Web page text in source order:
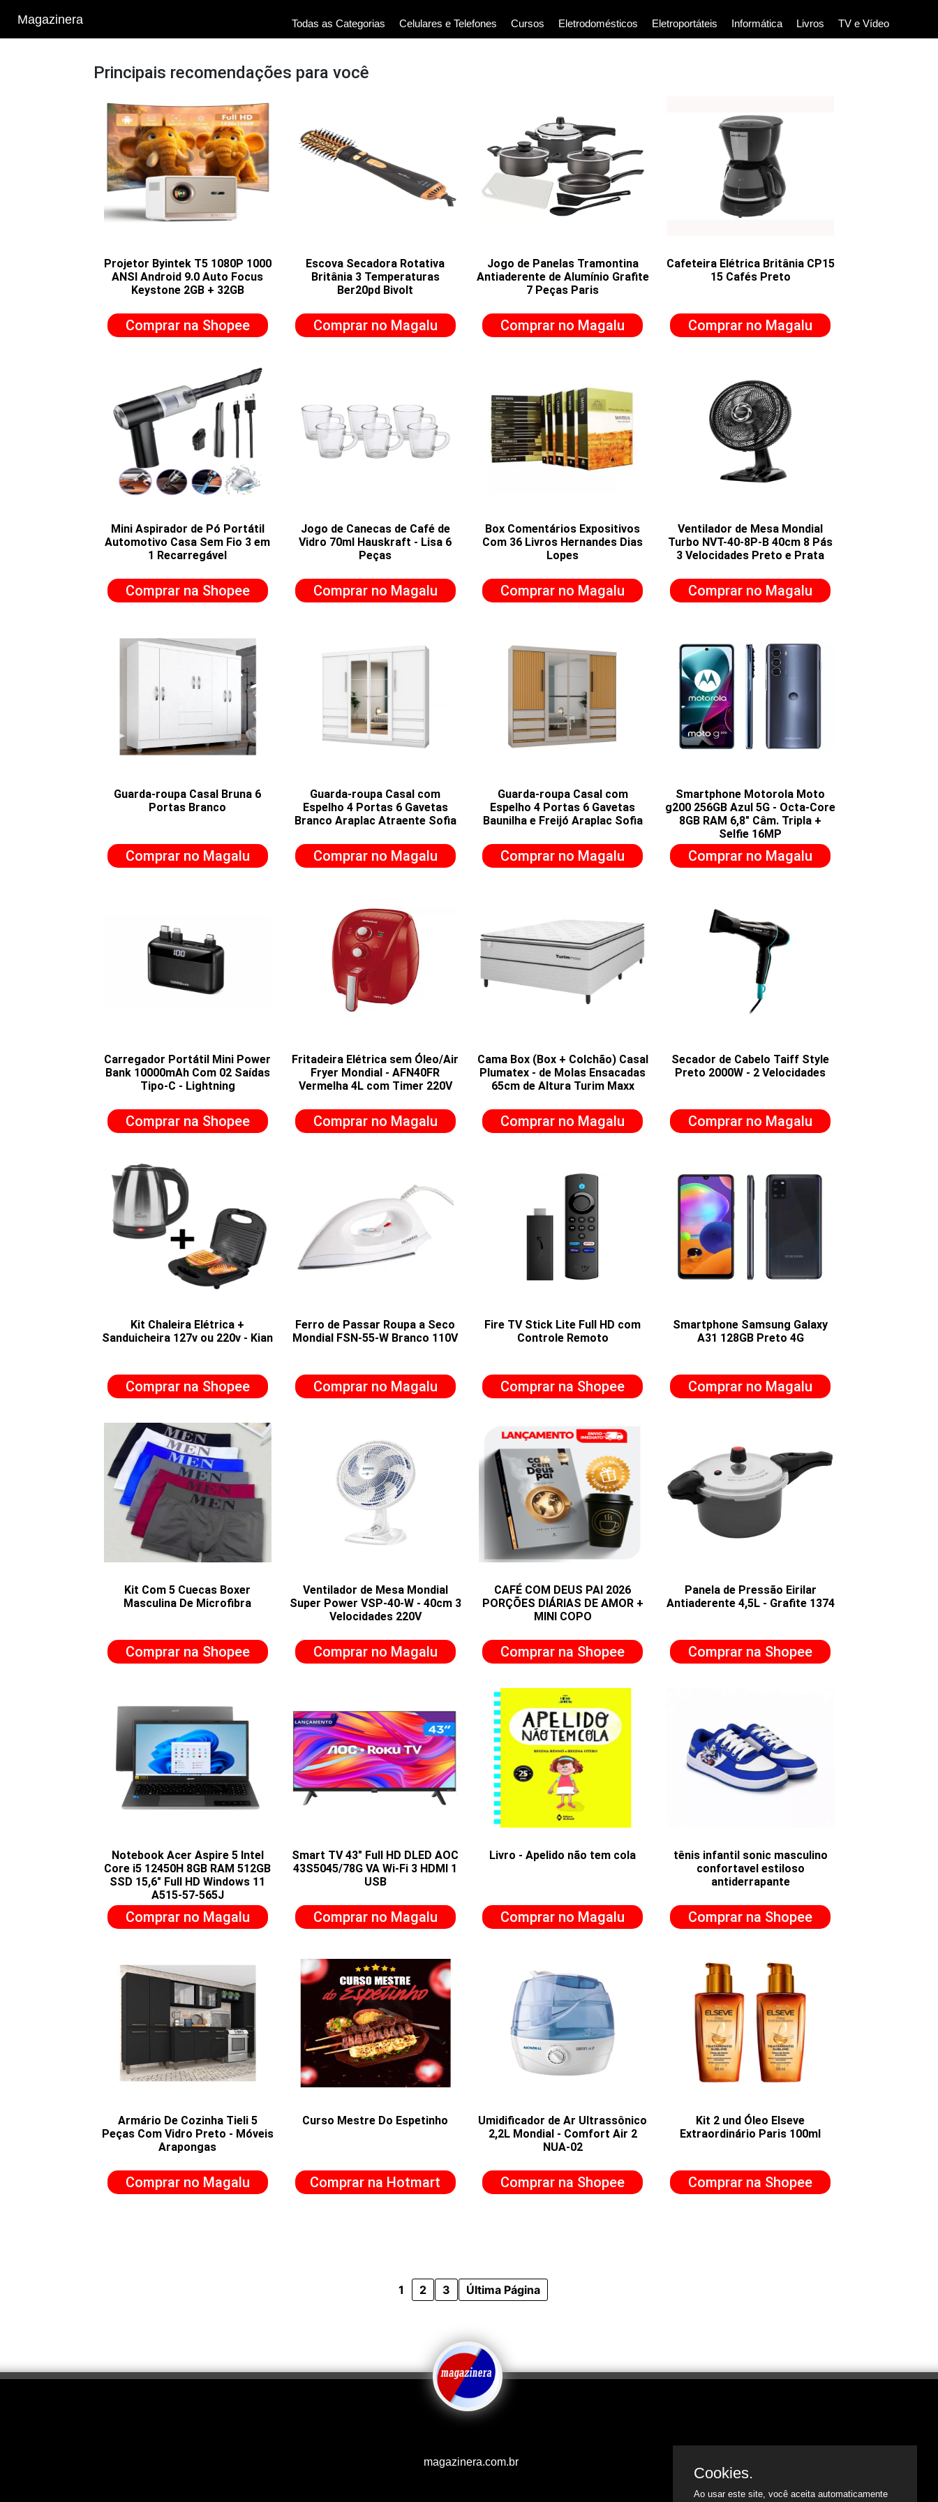
Magazinera Todas as Categorias Celulares e Telefones Cursos Eletrodomésticos Eletroportáteis Informática Livros TV e Vídeo
Principais recomendações para você
Projetor Byintek T5 1080P 1000
ANSI Android 9.0 Auto Focus
Keystone 2GB + 32GB
Comprar na Shopee
Escova Secadora Rotativa
Britânia 3 Temperaturas
Ber20pd Bivolt
Comprar no Magalu
Jogo de Panelas Tramontina
Antiaderente de Alumínio Grafite
7 Peças Paris
Comprar no Magalu
Cafeteira Elétrica Britânia CP15
15 Cafés Preto
Comprar no Magalu
Mini Aspirador de Pó Portátil
Automotivo Casa Sem Fio 3 em
1 Recarregável
Comprar na Shopee
Jogo de Canecas de Café de
Vidro 70ml Hauskraft - Lisa 6
Peças
Comprar no Magalu
Box Comentários Expositivos
Com 36 Livros Hernandes Dias
Lopes
Comprar no Magalu
Ventilador de Mesa Mondial
Turbo NVT-40-8P-B 40cm 8 Pás
3 Velocidades Preto e Prata
Comprar no Magalu
Guarda-roupa Casal Bruna 6
Portas Branco
Comprar no Magalu
Guarda-roupa Casal com
Espelho 4 Portas 6 Gavetas
Branco Araplac Atraente Sofia
Comprar no Magalu
Guarda-roupa Casal com
Espelho 4 Portas 6 Gavetas
Baunilha e Freijó Araplac Sofia
Comprar no Magalu
Smartphone Motorola Moto
g200 256GB Azul 5G - Octa-Core
8GB RAM 6,8" Câm. Tripla +
Selfie 16MP
Comprar no Magalu
Carregador Portátil Mini Power
Bank 10000mAh Com 02 Saídas
Tipo-C - Lightning
Comprar na Shopee
Fritadeira Elétrica sem Óleo/Air
Fryer Mondial - AFN40FR
Vermelha 4L com Timer 220V
Comprar no Magalu
Cama Box (Box + Colchão) Casal
Plumatex - de Molas Ensacadas
65cm de Altura Turim Maxx
Comprar no Magalu
Secador de Cabelo Taiff Style
Preto 2000W - 2 Velocidades
Comprar no Magalu
Kit Chaleira Elétrica +
Sanduicheira 127v ou 220v - Kian
Comprar na Shopee
Ferro de Passar Roupa a Seco
Mondial FSN-55-W Branco 110V
Comprar no Magalu
Fire TV Stick Lite Full HD com
Controle Remoto
Comprar na Shopee
Smartphone Samsung Galaxy
A31 128GB Preto 4G
Comprar no Magalu
Kit Com 5 Cuecas Boxer
Masculina De Microfibra
Comprar na Shopee
Ventilador de Mesa Mondial
Super Power VSP-40-W - 40cm 3
Velocidades 220V
Comprar no Magalu
CAFÉ COM DEUS PAI 2026
PORÇÕES DIÁRIAS DE AMOR +
MINI COPO
Comprar na Shopee
Panela de Pressão Eirilar
Antiaderente 4,5L - Grafite 1374
Comprar na Shopee
Notebook Acer Aspire 5 Intel
Core i5 12450H 8GB RAM 512GB
SSD 15,6" Full HD Windows 11
A515-57-565J
Comprar no Magalu
Smart TV 43" Full HD DLED AOC
43S5045/78G VA Wi-Fi 3 HDMI 1
USB
Comprar no Magalu
Livro - Apelido não tem cola
Comprar no Magalu
tênis infantil sonic masculino
confortavel estiloso
antiderrapante
Comprar na Shopee
Armário De Cozinha Tieli 5
Peças Com Vidro Preto - Móveis
Arapongas
Comprar no Magalu
Curso Mestre Do Espetinho
Comprar na Hotmart
Umidificador de Ar Ultrassônico
2,2L Mondial - Comfort Air 2
NUA-02
Comprar na Shopee
Kit 2 und Óleo Elseve
Extraordinário Paris 100ml
Comprar na Shopee
1 2 3 Última Página
magazinera.com.br
Cookies.
Ao usar este site, você aceita automaticamente